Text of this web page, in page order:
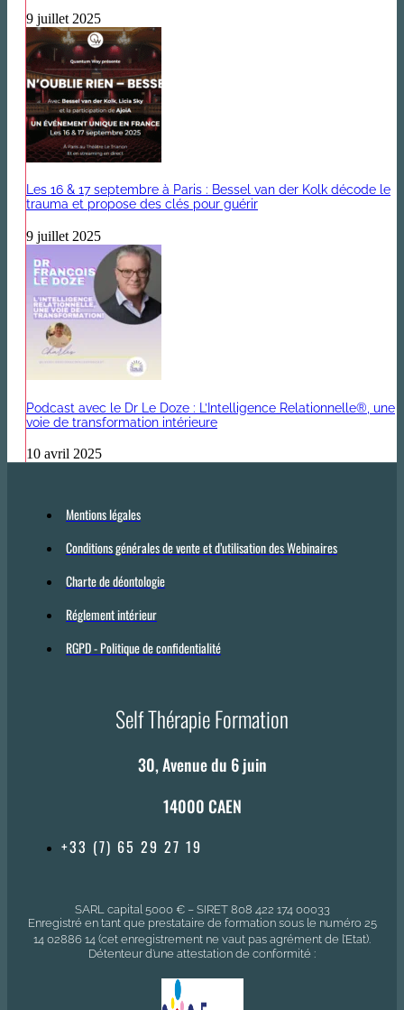
9 juillet 2025
Les 16 & 17 septembre à Paris : Bessel van der Kolk décode le
trauma et propose des clés pour guérir
9 juillet 2025
Podcast avec le Dr Le Doze : L’Intelligence Relationnelle®, une
voie de transformation intérieure
10 avril 2025
Mentions légales
Conditions générales de vente et d’utilisation des Webinaires
Charte de déontologie
Réglement intérieur
RGPD - Politique de confidentialité
Self Thérapie Formation
30, Avenue du 6 juin
14000 CAEN
+33 (7) 65 29 27 19
SARL capital 5000 € – SIRET 808 422 174 00033
Enregistré en tant que prestataire de formation sous le numéro 25
14 02886 14 (cet enregistrement ne vaut pas agrément de l’Etat).
Détenteur d’une attestation de conformité :